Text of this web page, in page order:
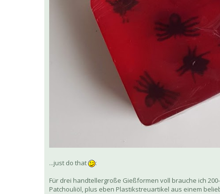
...just do that
:
Für drei handtellergroße Gießformen voll brauche ich
Patchouliöl, plus eben Plastikstreuartikel aus einem